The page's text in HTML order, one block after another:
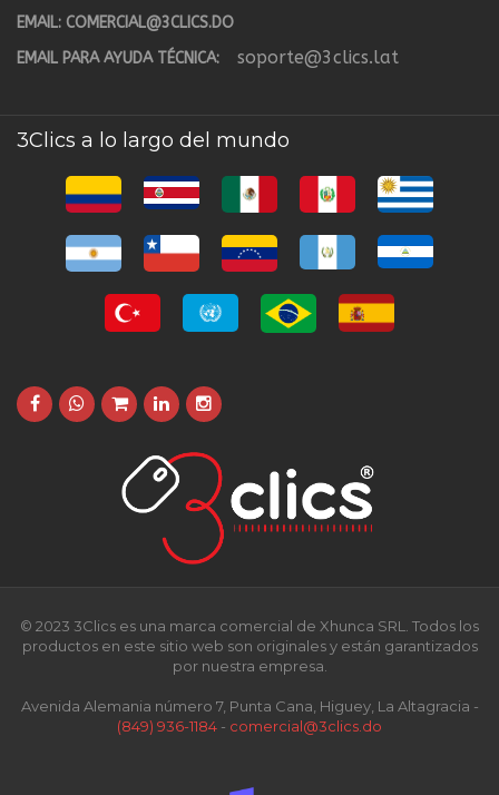
EMAIL: COMERCIAL@3CLICS.DO
EMAIL PARA AYUDA TÉCNICA:
soporte@3clics.lat
3Clics a lo largo del mundo
© 2023 3Clics es una marca comercial de Xhunca SRL. Todos los
productos en este sitio web son originales y están garantizados
por nuestra empresa.
Avenida Alemania número 7, Punta Cana, Higuey, La Altagracia -
(849) 936-1184 - comercial@3clics.do